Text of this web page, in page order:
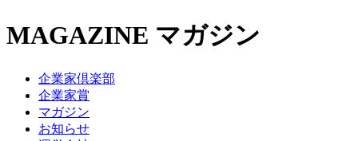
MAGAZINE マガジン
企業家倶楽部
企業家賞
マガジン
お知らせ